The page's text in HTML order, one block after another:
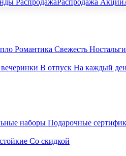
РаспродажаРаспродажа Акции
Романтика Свежесть
В отпуск На каждый
наборы Подарочные
Со скидкой